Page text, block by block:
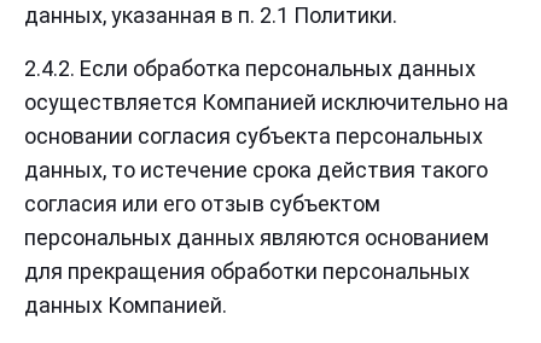
данных, указанная в п. 2.1 Политики.
2.4.2. Если обработка персональных данных
осуществляется Компанией исключительно на
основании согласия субъекта персональных
данных, то истечение срока действия такого
согласия или его отзыв субъектом
персональных данных являются основанием
для прекращения обработки персональных
данных Компанией.